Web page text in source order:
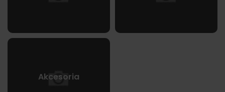
Akcesoria